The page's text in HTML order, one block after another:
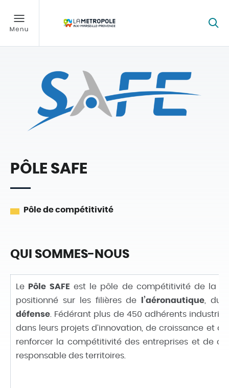
PÔLE SAFE
Pôle de compétitivité
QUI SOMMES-NOUS
Le Pôle SAFE est le pôle de compétitivité de la
positionné sur les filières de
l’aéronautique , du
défense . Fédérant plus de 450 adhérents
dans leurs projets d’innovation, de croissance et
renforcer la compétitivité des entreprises et de
responsable des territoires.